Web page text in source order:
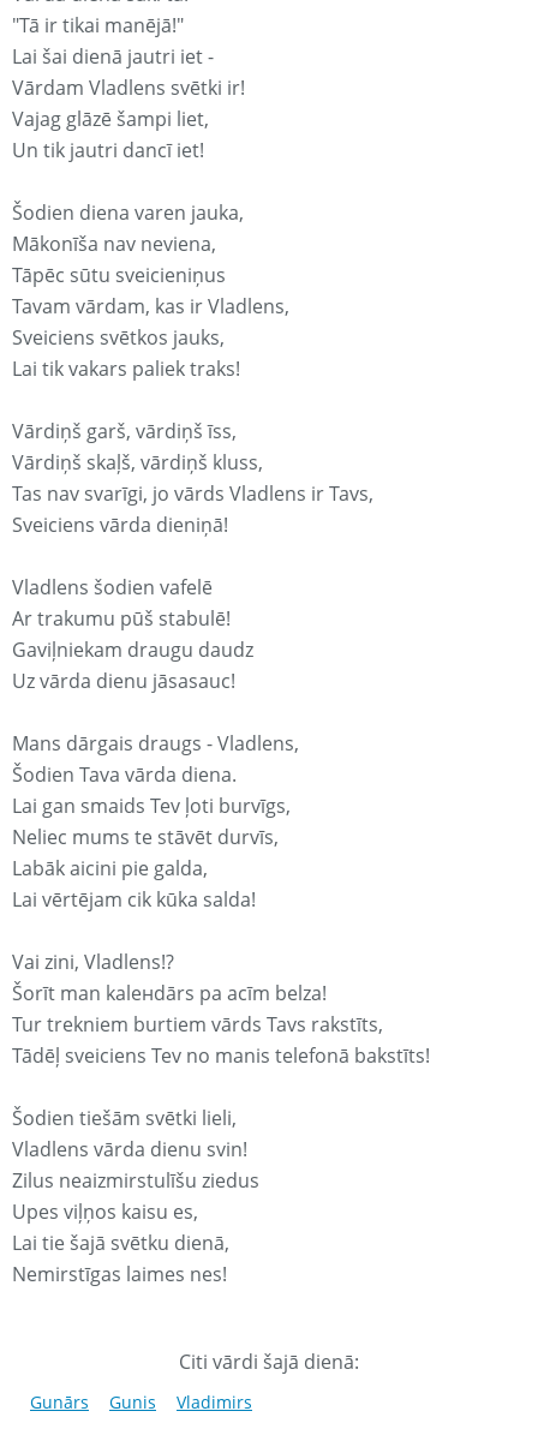
"Tā ir tikai manējā!"
Lai šai dienā jautri iet -
Vārdam Vladlens svētki ir!
Vajag glāzē šampi liet,
Un tik jautri dancī iet!
Šodien diena varen jauka,
Mākonīša nav neviena,
Tāpēc sūtu sveicieniņus
Tavam vārdam, kas ir Vladlens,
Sveiciens svētkos jauks,
Lai tik vakars paliek traks!
Vārdiņš garš, vārdiņš īss,
Vārdiņš skaļš, vārdiņš kluss,
Tas nav svarīgi, jo vārds Vladlens ir Tavs,
Sveiciens vārda dieniņā!
Vladlens šodien vafelē
Ar trakumu pūš stabulē!
Gaviļniekam draugu daudz
Uz vārda dienu jāsasauc!
Mans dārgais draugs - Vladlens,
Šodien Tava vārda diena.
Lai gan smaids Tev ļoti burvīgs,
Neliec mums te stāvēt durvīs,
Labāk aicini pie galda,
Lai vērtējam cik kūka salda!
Vai zini, Vladlens!?
Šorīt man kaleнdārs pa acīm belza!
Tur trekniem burtiem vārds Tavs rakstīts,
Tādēļ sveiciens Tev no manis telefonā bakstīts!
Šodien tiešām svētki lieli,
Vladlens vārda dienu svin!
Zilus neaizmirstulīšu ziedus
Upes viļņos kaisu es,
Lai tie šajā svētku dienā,
Nemirstīgas laimes nes!
Citi vārdi šajā dienā:
Gunārs Gunis Vladimirs